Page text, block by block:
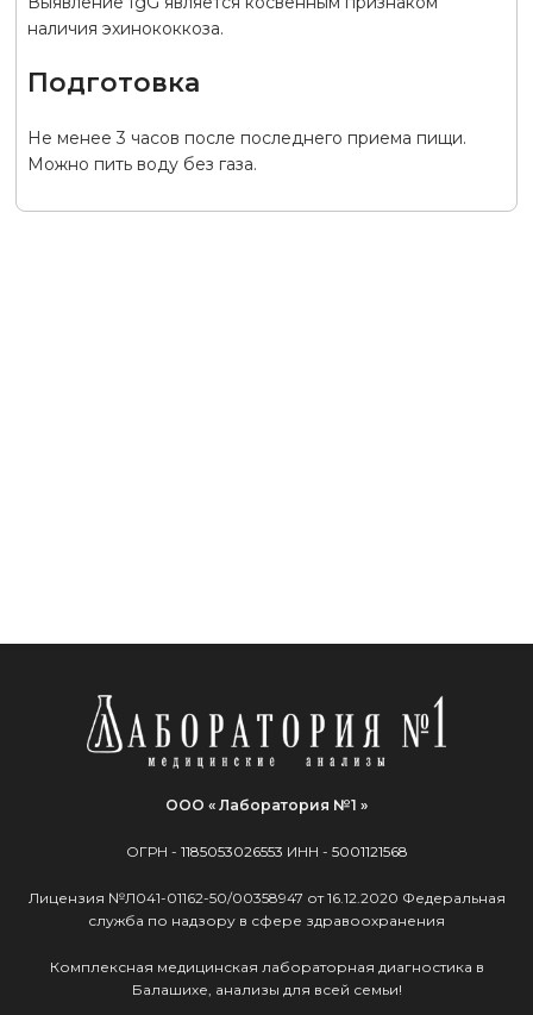
наличия эхинококкоза.
Подготовка
Не менее 3 часов после последнего приема пищи.
Можно пить воду без газа.
ООО « Лаборатория №1 »
ОГРН - 1185053026553 ИНН - 5001121568
Лицензия №Л041-01162-50/00358947 от 16.12.2020 Федеральная
служба по надзору в сфере здравоохранения
Комплексная медицинская лабораторная диагностика в
Балашихе, анализы для всей семьи!